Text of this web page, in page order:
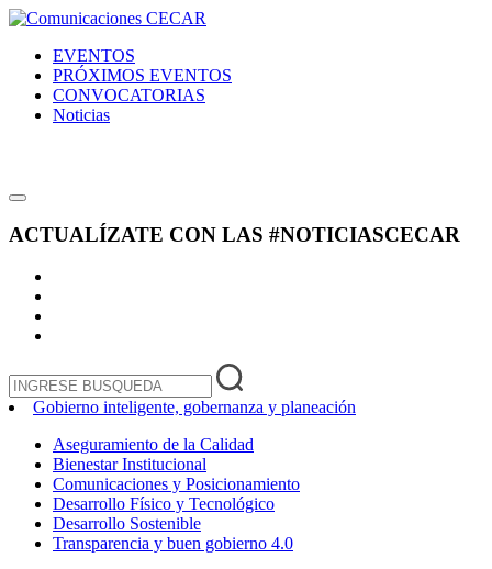
EVENTOS
PRÓXIMOS EVENTOS
CONVOCATORIAS
Noticias
ACTUALÍZATE CON LAS #NOTICIASCECAR
Gobierno inteligente, gobernanza y planeación
Aseguramiento de la Calidad
Bienestar Institucional
Comunicaciones y Posicionamiento
Desarrollo Físico y Tecnológico
Desarrollo Sostenible
Transparencia y buen gobierno 4.0